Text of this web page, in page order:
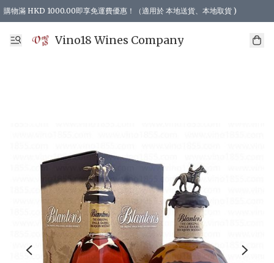
購物滿 HKD 1000.00即享免運費優惠！（適用於 本地送貨、本地取貨 )
Vino18 Wines Company